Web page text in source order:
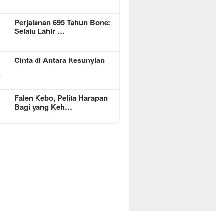
Perjalanan 695 Tahun Bone:
Selalu Lahir …
Cinta di Antara Kesunyian
Falen Kebo, Pelita Harapan
Bagi yang Keh…